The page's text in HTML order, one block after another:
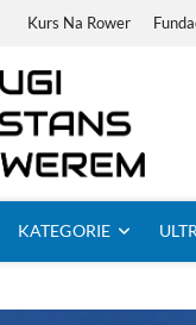
Kurs Na Rower
KATEGORIE